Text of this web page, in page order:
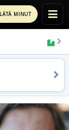
MINUT